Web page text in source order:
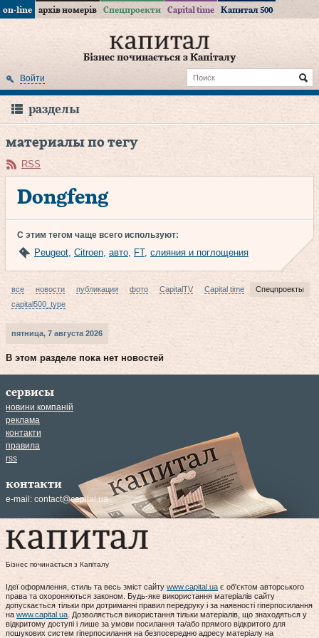
on-line архів номерів Спецпроекти Capital time Капитал 500
Бізнес починається з Капіталу
Войти
разделы
материалы по тегу
RSS
Dongfeng
С этим тегом чаще всего используют:
Peugeot, Citroen, авто, FT, слияния и поглощения
все новости публикации фото CapitalTV Capital time
Спецпроекты
capital500_type
пятница, 7 августа 2026
В этом разделе пока нет новостей
сервисы
новини компаній
реклама
контакти
правила
rss
контакти
e-mail: contact@capital.ua
Бізнес починається з Капіталу
Ідеї оформлення, стиль та весь зміст сайту www.capital.ua є об'єктом авторського
права та охороняються законом. Будь-яке використання матеріалів сайту
допускається тільки при дотриманні правил передруку і за наявності гіперпосилання
на www.capital.ua . Дозволяється використання тільки матеріалів, що знаходяться у
відкритому доступі і лише за умови посилання та/або прямого відкритого для
пошукових систем гіперпосилання на безпосередню адресу матеріалу на